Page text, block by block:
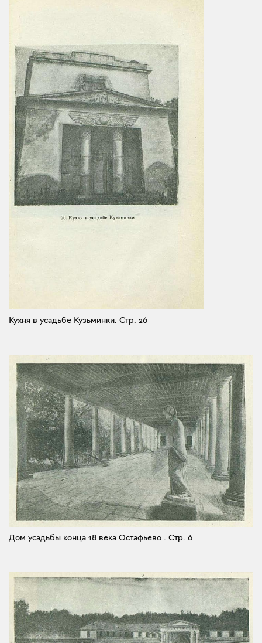
Кухня в усадьбе Кузьминки. Стр. 26
Дом усадьбы конца 18 века Остафьево . Стр. 6